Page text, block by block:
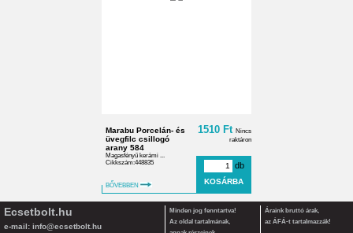
Marabu Porcelán- és
üvegfilc csillogó
arany 584
Magasfényű kerámi ...
Cikkszám:448835
BŐVEBBEN
1510 Ft Nincs
raktáron
db
Ecsetbolt.hu
e-mail: info@ecsetbolt.hu
Minden jog fenntartva!
Az oldal tartalmának,
Áraink bruttó árak,
az ÁFÁ-t tartalmazzák!